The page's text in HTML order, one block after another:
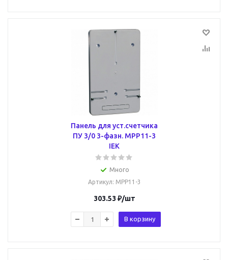
Панель для уст.счетчика
ПУ 3/0 3-фазн. MPP11-3
IEK
Много
Артикул: MPP11-3
303.53 ₽/шт
В корзину